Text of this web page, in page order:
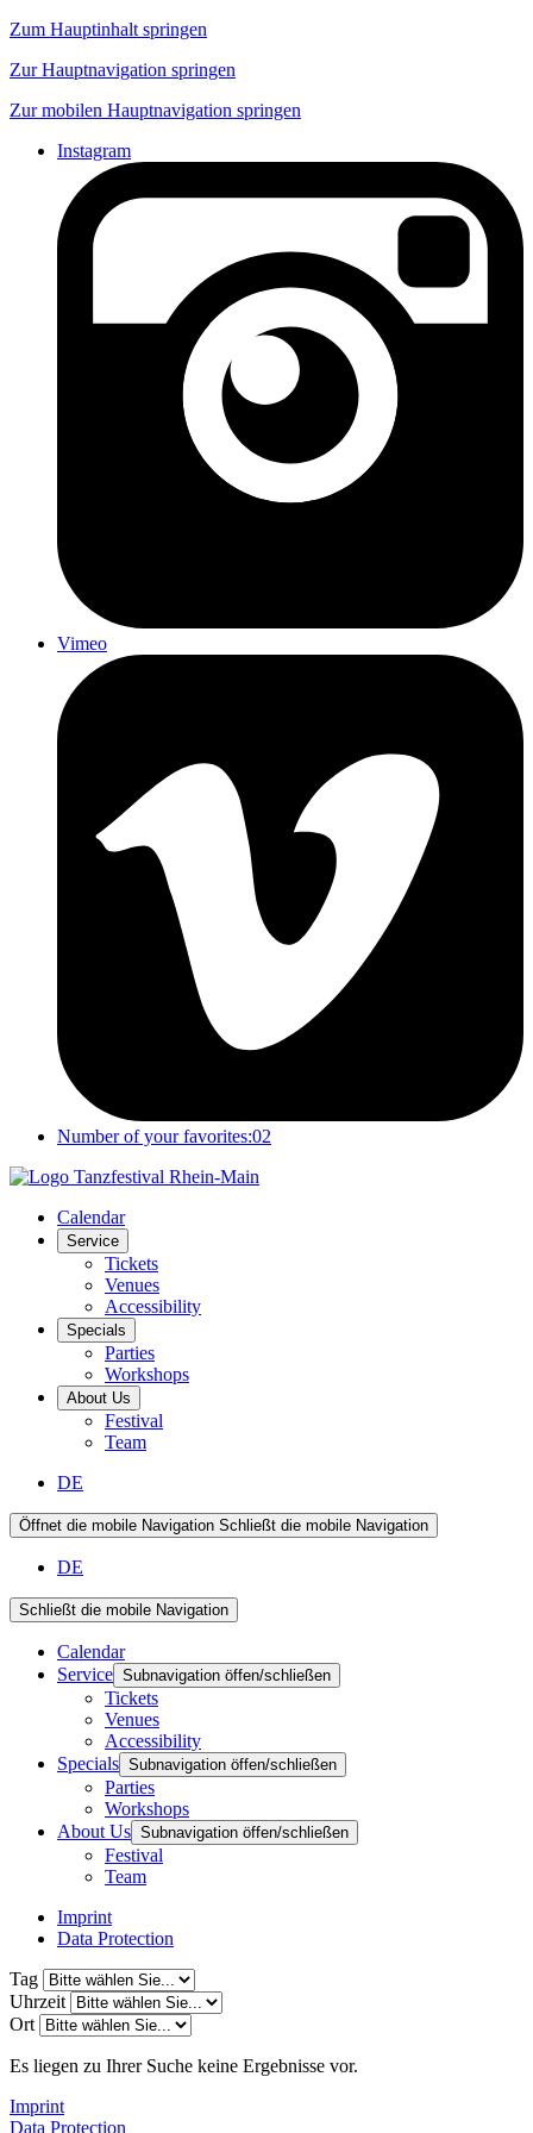
Zum Hauptinhalt springen
Zur Hauptnavigation springen
Zur mobilen Hauptnavigation springen
Instagram
Vimeo
Number of your favorites:02
Calendar
Service
Tickets
Venues
Accessibility
Specials
Parties
Workshops
About Us
Festival
Team
DE
Öffnet die mobile Navigation Schließt die mobile Navigation
DE
Schließt die mobile Navigation
Calendar
Service Subnavigation öffen/schließen
Tickets
Venues
Accessibility
Specials Subnavigation öffen/schließen
Parties
Workshops
About Us Subnavigation öffen/schließen
Festival
Team
Imprint
Data Protection
Tag
Uhrzeit
Ort
Es liegen zu Ihrer Suche keine Ergebnisse vor.
Imprint
Data Protection